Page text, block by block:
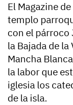
El Magazine
templo
con el párroco
la Bajada de
Mancha
la labor que
iglesia los
de la isla.